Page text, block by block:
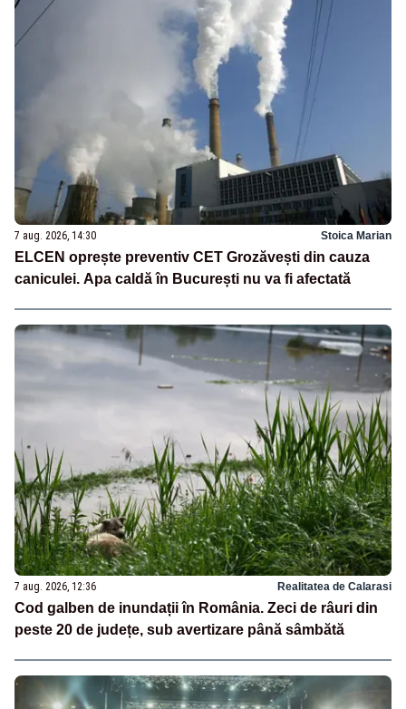
7 aug. 2026, 14:30 Stoica Marian
ELCEN oprește preventiv CET Grozăvești din cauza
caniculei. Apa caldă în București nu va fi afectată
7 aug. 2026, 12:36 Realitatea de Calarasi
Cod galben de inundații în România. Zeci de râuri din
peste 20 de județe, sub avertizare până sâmbătă